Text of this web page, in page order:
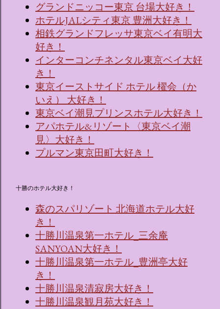
グランドニッコー東京 台場大好き！
ホテルJALシティ東京 豊洲大好き！
相鉄グランドフレッサ東京ベイ有明大
好き！
インターコンチネンタル東京ベイ大好
き！
東京イーストサイド ホテル 櫂会（か
いえ） 大好き！
東京ベイ潮見プリンスホテル大好き！
アパホテル&リゾート〈東京ベイ潮
見〉大好き！
プルマン東京田町大好き！
十勝のホテル大好き！
森のスパリゾート 北海道ホテル大好
き！
十勝川温泉第一ホテル_三余庵
SANYOAN大好き！
十勝川温泉第一ホテル_豊洲亭大好
き！
十勝川温泉清寂房大好き！
十勝川温泉観月苑大好き！